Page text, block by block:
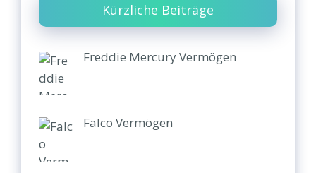
Kürzliche Beiträge
Freddie Mercury Vermögen
Falco Vermögen